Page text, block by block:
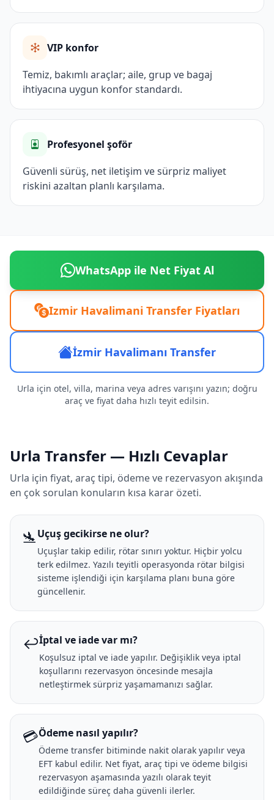
VIP konfor
Temiz, bakımlı araçlar; aile, grup ve bagaj
ihtiyacına uygun konfor standardı.
Profesyonel şoför
Güvenli sürüş, net iletişim ve sürpriz maliyet
riskini azaltan planlı karşılama.
WhatsApp ile Net Fiyat Al
Izmir Havalimani Transfer Fiyatları
İzmir Havalimanı Transfer
Urla için otel, villa, marina veya adres varışını yazın; doğru
araç ve fiyat daha hızlı teyit edilsin.
Urla Transfer — Hızlı Cevaplar
Urla için fiyat, araç tipi, ödeme ve rezervasyon akışında
en çok sorulan konuların kısa karar özeti.
🛬Uçuş gecikirse ne olur?
Uçuşlar takip edilir, rötar sınırı yoktur. Hiçbir yolcu
terk edilmez. Yazılı teyitli operasyonda rötar bilgisi
sisteme işlendiği için karşılama planı buna göre
güncellenir.
↩️İptal ve iade var mı?
Koşulsuz iptal ve iade yapılır. Değişiklik veya iptal
koşullarını rezervasyon öncesinde mesajla
netleştirmek sürpriz yaşamamanızı sağlar.
💳Ödeme nasıl yapılır?
Ödeme transfer bitiminde nakit olarak yapılır veya
EFT kabul edilir. Net fiyat, araç tipi ve ödeme bilgisi
rezervasyon aşamasında yazılı olarak teyit
edildiğinde süreç daha güvenli ilerler.